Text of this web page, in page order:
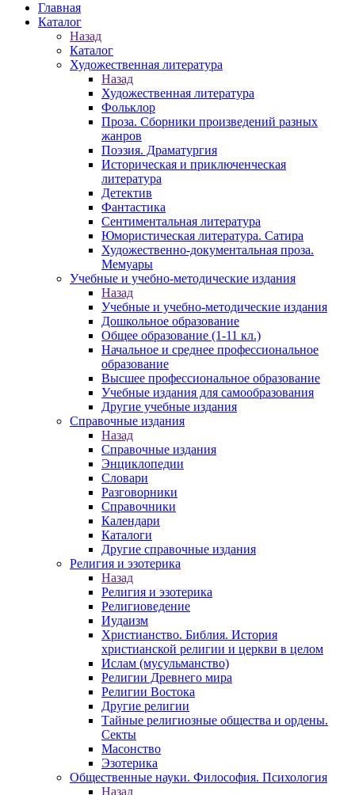
Главная
Каталог
Назад
Каталог
Художественная литература
Назад
Художественная литература
Фольклор
Проза. Сборники произведений разных
жанров
Поэзия. Драматургия
Историческая и приключенческая
литература
Детектив
Фантастика
Сентиментальная литература
Юмористическая литература. Сатира
Художественно-документальная проза.
Мемуары
Учебные и учебно-методические издания
Назад
Учебные и учебно-методические издания
Дошкольное образование
Общее образование (1-11 кл.)
Начальное и среднее профессиональное
образование
Высшее профессиональное образование
Учебные издания для самообразования
Другие учебные издания
Справочные издания
Назад
Справочные издания
Энциклопедии
Словари
Разговорники
Справочники
Календари
Каталоги
Другие справочные издания
Религия и эзотерика
Назад
Религия и эзотерика
Религиоведение
Иудаизм
Христианство. Библия. История
христианской религии и церкви в целом
Ислам (мусульманство)
Религии Древнего мира
Религии Востока
Другие религии
Тайные религиозные общества и ордены.
Секты
Масонство
Эзотерика
Общественные науки. Философия. Психология
Назад